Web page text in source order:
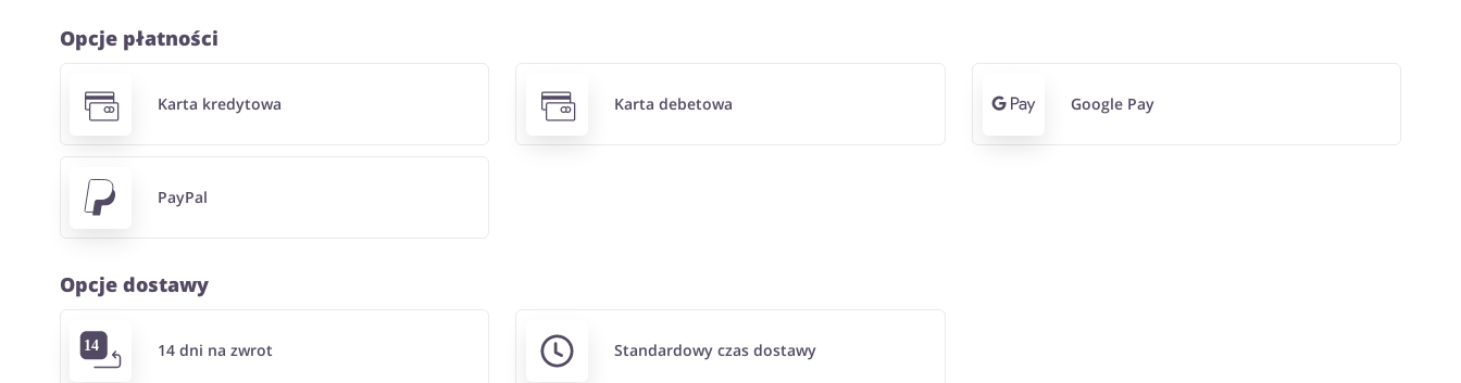
Opcje płatności
Karta kredytowa Karta debetowa Google Pay
PayPal
Opcje dostawy
14 dni na zwrot Standardowy czas dostawy